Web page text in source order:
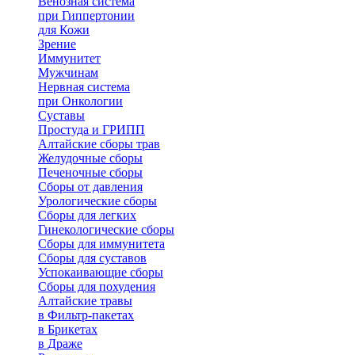
при Гиппертонии
для Кожи
Зрение
Иммунитет
Мужчинам
Нервная система
при Онкологии
Суставы
Простуда и ГРИПП
Алтайские сборы трав
Желудочные сборы
Печеночные сборы
Сборы от давления
Урологические сборы
Сборы для легких
Гинекологические сборы
Сборы для иммунитета
Сборы для суставов
Успокаивающие сборы
Сборы для похудения
Алтайские травы
в Фильтр-пакетах
в Брикетах
в Драже